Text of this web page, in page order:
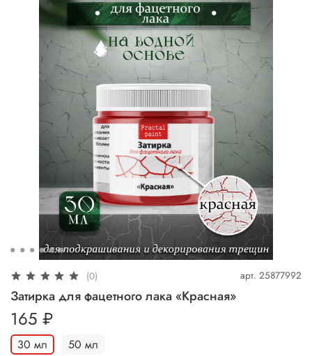
(0) арт. 25877992
Затирка для фацетного лака «Красная»
165 ₽
30 мл 50 мл